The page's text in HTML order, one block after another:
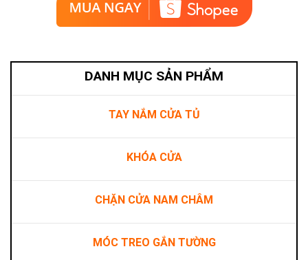
DANH MỤC SẢN PHẨM
TAY NẮM CỬA TỦ
KHÓA CỬA
CHẶN CỬA NAM CHÂM
MÓC TREO GẮN TƯỜNG